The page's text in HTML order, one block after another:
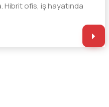
Hibrit ofis, iş hayatında